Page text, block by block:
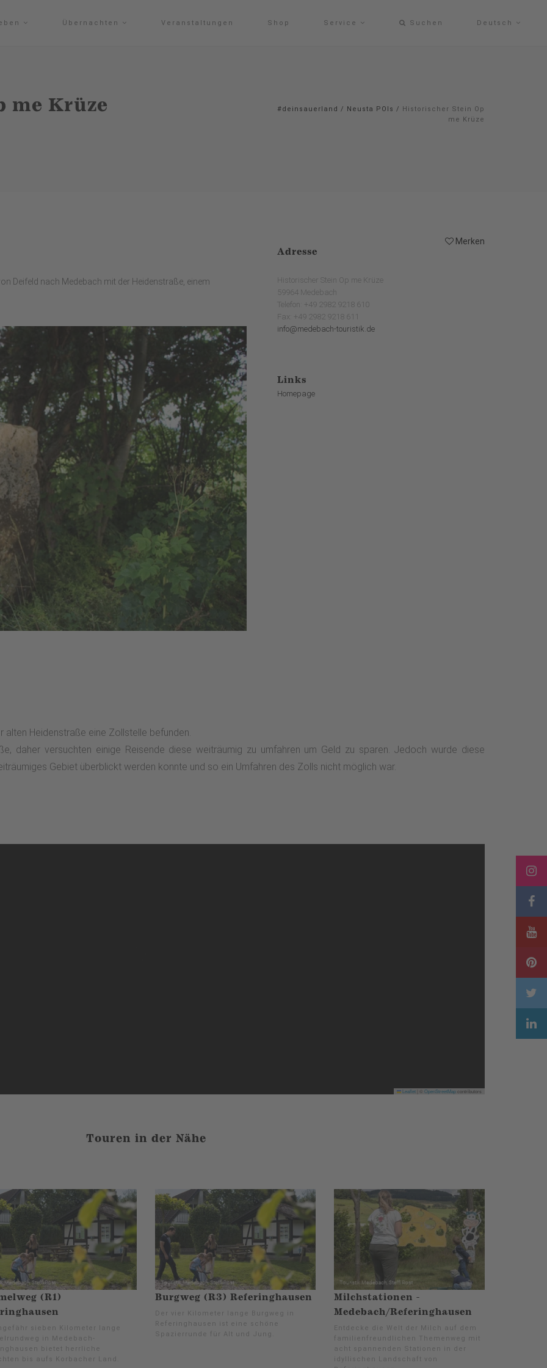
Übernachten Veranstaltungen Shop Service Suchen Deutsch
me Krüze #deinsauerland / Neusta POIs / Historischer Stein Op
me Krüze
Merken
Deifeld nach Medebach mit der Heidenstraße, einem
Adresse
Historischer Stein Op me Krüze
59964 Medebach
Telefon: +49 2982 9218 610
Fax: +49 2982 9218 611
info@medebach-touristik.de
Links
Homepage
alten Heidenstraße eine Zollstelle befunden.
daher versuchten einige Reisende diese weiträumig zu umfahren um Geld zu sparen. Jedoch wurde diese
Gebiet überblickt werden konnte und so ein Umfahren des Zolls nicht möglich war.
Leaflet OpenStreetMapcontributors
Touren in der Nähe
(R1)
sieben Kilometer lange
in Medebach-
bietet herrliche
bis aufs Korbacher Land.
Burgweg (R3) Referinghausen
Der vier Kilometer lange Burgweg in
Referinghausen ist eine schöne
Spazierrunde für Alt und Jung.
Milchstationen -
Medebach/Referinghausen
Entdecke die Welt der Milch auf dem
familienfreundlichen Themenweg mit
acht spannenden Stationen in der
idyllischen Landschaft von